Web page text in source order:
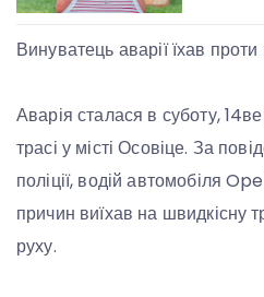
Винуватець аварії їхав проти
Аварія сталася в суботу,
трасі у місті Осовіце. За
поліції, водій автомобіля
причин виїхав на швидкісну
руху.